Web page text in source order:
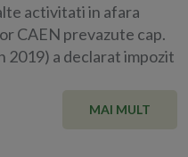
activitati in afara
CAEN prevazute cap.
2019) a declarat impozit
MAI MULT